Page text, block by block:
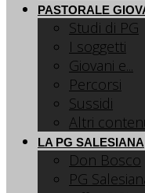
PASTORALE
Studi di PG
I soggetti
Giovani e...
Percorsi
Sussidi
Altri
LA PG SALESIANA
Don Bosco
PG